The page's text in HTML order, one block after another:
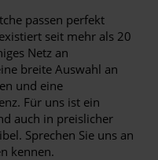
passen perfekt
seit mehr als 20
Netz an
breite Auswahl an
und eine
Für uns ist ein
auch in preislicher
Sprechen Sie uns an
kennen.